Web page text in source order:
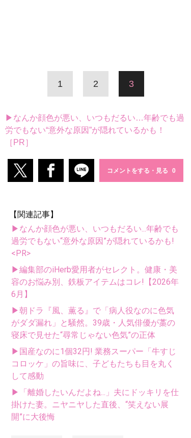
1 2 3
▶なんか顔色が悪い、いつもだるい…年齢でも過
労でもない“意外な原因”が隠れているかも！
［PR］
コメントをする・見る
【関連記事】
▶なんか顔色が悪い、いつもだるい...年齢でも
過労でもない“意外な原因”が隠れているかも!
<PR>
▶編集部のiHerb愛用者がセレクト。健康・美
容のお悩み別、鉄板アイテムはコレ!【2026年
6月】
▶朝ドラ『風、薫る』で「病人役なのに色気
がダダ漏れ」と騒然。39歳・人気俳優が藁の
寝床で見せた“尋常じゃない色気”の正体
▶国産なのに1個32円! 業務スーパー「牛すじ
コロッケ」の旨味に、子どもたちも目を丸く
して感動
▶「離婚したいんだよね...」夫にドッキリを仕
掛けた妻。ニヤニヤした直後、“笑えない展
開”に大後悔